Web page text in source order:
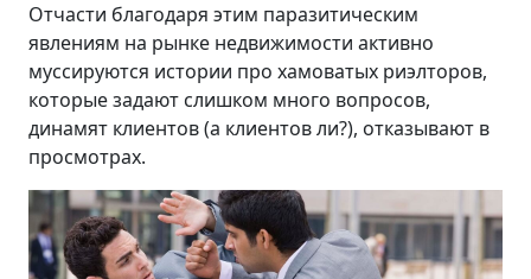
Отчасти благодаря этим паразитическим
явлениям на рынке недвижимости активно
муссируются истории про хамоватых риэлторов,
которые задают слишком много вопросов,
динамят клиентов (а клиентов ли?), отказывают в
просмотрах.